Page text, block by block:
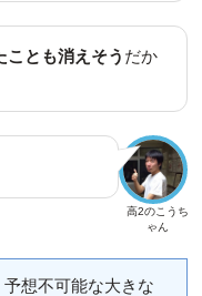
ことも消えそう だか
高2のこうち
ゃん
想不可能な大きな